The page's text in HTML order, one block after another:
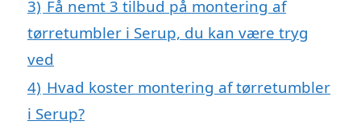
3) Få nemt 3 tilbud på montering af
tørretumbler i Serup, du kan være tryg
ved
4) Hvad koster montering af tørretumbler
i Serup?